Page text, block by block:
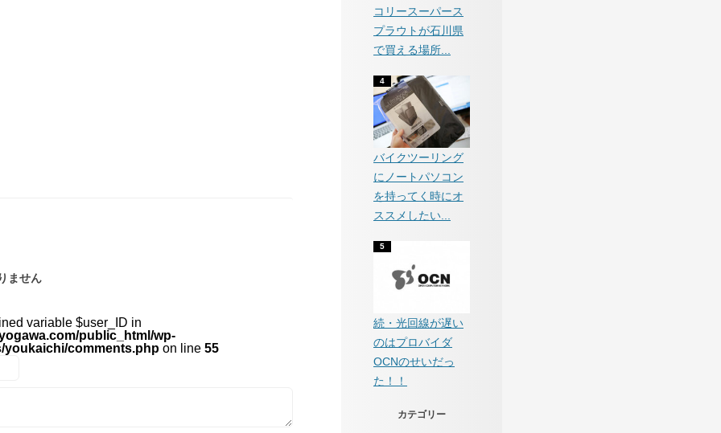
ません
variable $user_ID in
public_html/wp-
youkaichi/comments.php on line 55
コリースーパース
プラウトが石川県
で買える場所...
バイクツーリング
にノートパソコン
を持ってく時にオ
ススメしたい...
続・光回線が遅い
のはプロバイダ
OCNのせいだっ
た！！
カテゴリー